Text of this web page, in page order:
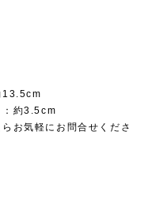
13.5cm
：約3.5cm
お気軽にお問合せくださ